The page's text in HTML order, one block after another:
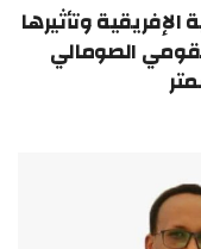
وتأثيرها
الصومالي